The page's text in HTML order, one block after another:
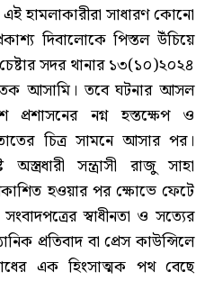
হামলাকারীরা সাধারণ কোনো
দিবালোকে পিস্তল উঁচিয়ে
সদর থানার ১৩(১০)২০২৪
আসামি। তবে ঘটনার আসল
নগ্ন হস্তক্ষেপ ও
চিত্র সামনে আসার পর।
সন্ত্রাসী রাজু সাহা
হওয়ার পর ক্ষোভে ফেটে
স্বাধীনতা ও সত্যের
প্রতিবাদ বা প্রেস কাউন্সিলে
এক হিংসাত্মক পথ বেছে